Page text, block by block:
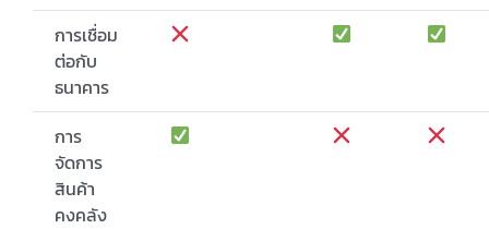
การเชื่อม
ต่อกับ
ธนาคาร
การ
จัดการ
สินค้า
คงคลัง